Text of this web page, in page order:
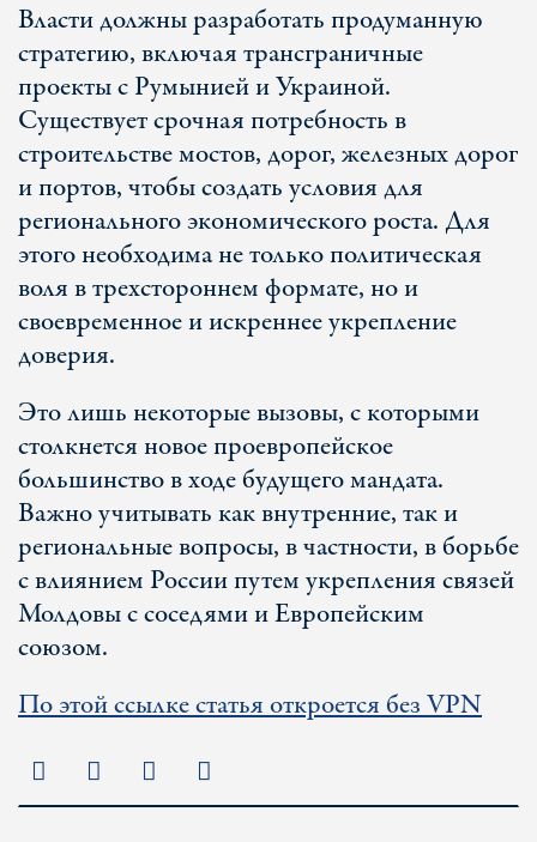
Власти должны разработать продуманную
стратегию, включая трансграничные
проекты с Румынией и Украиной.
Существует срочная потребность в
строительстве мостов, дорог, железных дорог
и портов, чтобы создать условия для
регионального экономического роста. Для
этого необходима не только политическая
воля в трехстороннем формате, но и
своевременное и искреннее укрепление
доверия.
Это лишь некоторые вызовы, с которыми
столкнется новое проевропейское
большинство в ходе будущего мандата.
Важно учитывать как внутренние, так и
региональные вопросы, в частности, в борьбе
с влиянием России путем укрепления связей
Молдовы с соседями и Европейским
союзом.
По этой ссылке статья откроется без VPN